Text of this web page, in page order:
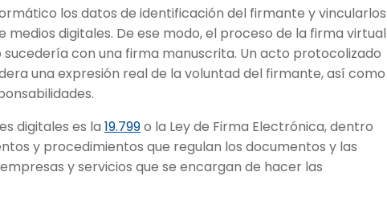
los datos de identificación del firmante y vincularlos
digitales. De ese modo, el proceso de la firma virtual
con una firma manuscrita. Un acto protocolizado
una expresión real de la voluntad del firmante, así como
digitales es la 19.799o la Ley de Firma Electrónica, dentro
y procedimientos que regulan los documentos y las
y servicios que se encargan de hacer las